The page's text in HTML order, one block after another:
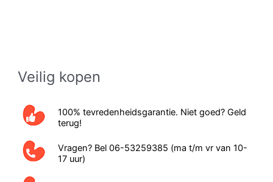
Veilig kopen
100% tevredenheidsgarantie. Niet goed? Geld
terug!
Vragen? Bel 06-53259385 (ma t/m vr van 10-
17 uur)